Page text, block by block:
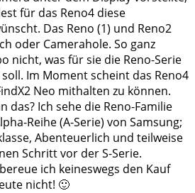
für das Reno4 diese
Das Reno (1) und Reno2
oder Camerahole. So ganz
nicht, was für sie die Reno-Serie
Im Moment scheint das Reno4
Neo mithalten zu können.
das? Ich sehe die Reno-Familie
Reihe (A-Serie) von Samsung;
Abenteuerlich und teilweise
Schritt vor der S-Serie.
ich keineswegs den Kauf
nicht! 🙂